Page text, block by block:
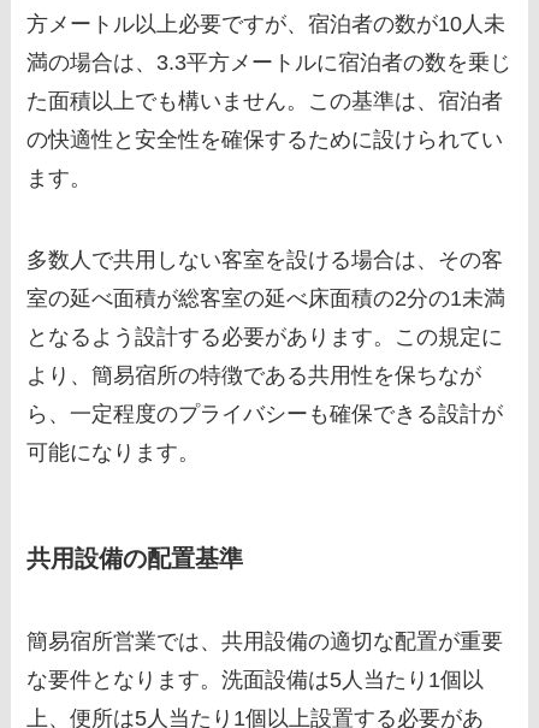
方メートル以上必要ですが、宿泊者の数が10人未
満の場合は、3.3平方メートルに宿泊者の数を乗じ
た面積以上でも構いません。この基準は、宿泊者
の快適性と安全性を確保するために設けられてい
ます。
多数人で共用しない客室を設ける場合は、その客
室の延べ面積が総客室の延べ床面積の2分の1未満
となるよう設計する必要があります。この規定に
より、簡易宿所の特徴である共用性を保ちなが
ら、一定程度のプライバシーも確保できる設計が
可能になります。
共用設備の配置基準
簡易宿所営業では、共用設備の適切な配置が重要
な要件となります。洗面設備は5人当たり1個以
上、便所は5人当たり1個以上設置する必要があ